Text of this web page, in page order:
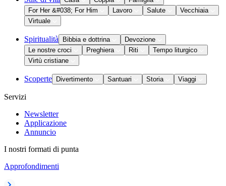
For Her &#038; For Him
Lavoro Salute
Vecchiaia
Virtuale
Spiritualità Bibbia e dottrina
Devozione
Le nostre croci
Preghiera Riti
Tempo liturgico
Virtù cristiane
Scoperte Divertimento Santuari Storia Viaggi
Servizi
Newsletter
Applicazione
Annuncio
I nostri formati di punta
Approfondimenti